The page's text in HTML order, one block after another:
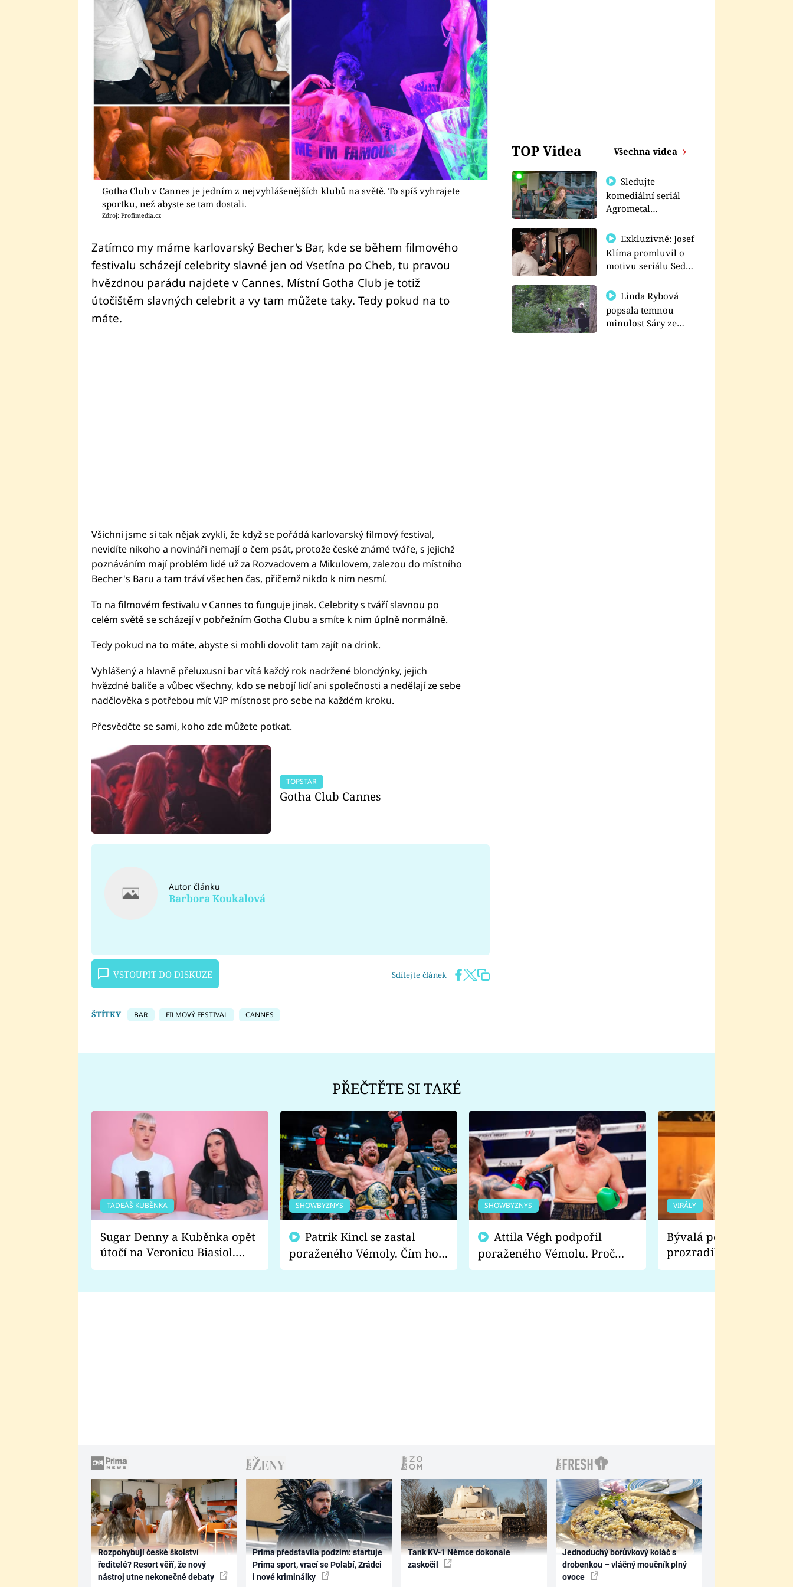
Gotha Club v Cannes je jedním z nejvyhlášenějších klubů na světě. To spíš vyhrajete
sportku, než abyste se tam dostali.
Zdroj: Profimedia.cz
Zatímco my máme karlovarský Becher's Bar, kde se během filmového
festivalu scházejí celebrity slavné jen od Vsetína po Cheb, tu pravou
hvězdnou parádu najdete v Cannes. Místní Gotha Club je totiž
útočištěm slavných celebrit a vy tam můžete taky. Tedy pokud na to
máte.
Všichni jsme si tak nějak zvykli, že když se pořádá karlovarský filmový festival,
nevidíte nikoho a novináři nemají o čem psát, protože české známé tváře, s jejichž
poznáváním mají problém lidé už za Rozvadovem a Mikulovem, zalezou do místního
Becher's Baru a tam tráví všechen čas, přičemž nikdo k nim nesmí.
To na filmovém festivalu v Cannes to funguje jinak. Celebrity s tváří slavnou po
celém světě se scházejí v pobřežním Gotha Clubu a smíte k nim úplně normálně.
Tedy pokud na to máte, abyste si mohli dovolit tam zajít na drink.
Vyhlášený a hlavně přeluxusní bar vítá každý rok nadržené blondýnky, jejich
hvězdné baliče a vůbec všechny, kdo se nebojí lidí ani společnosti a nedělají ze sebe
nadčlověka s potřebou mít VIP místnost pro sebe na každém kroku.
Přesvědčte se sami, koho zde můžete potkat.
TOPSTAR
Gotha Club Cannes
Autor článku
Barbora Koukalová
VSTOUPIT DO DISKUZE Sdílejte článek
ŠTÍTKY BAR FILMOVÝ FESTIVAL CANNES
TOP Videa Všechna videa
Sledujte
komediální seriál
Agrometal
prima+
Exkluzivně: Josef
Klíma promluvil o
motivu seriálu Sedm
Linda Rybová
popsala temnou
minulost Sáry ze
PŘEČTĚTE SI TAKÉ
TADEÁŠ KUBĚNKA
Sugar Denny a Kuběnka opět
útočí na Veronicu Biasiol.
Proč je podle nich falešná a
SHOWBYZNYS
poraženého Vémoly. Čím ho
fanoušci naštvali?
SHOWBYZNYS
poraženého Vémolu. Proč
chce raději zápasit s ním než
VIRÁLY
Bývalá pornoherečka
prozradila, co ji
natáčení Euforie.
Rozpohybují české školství
ředitelé? Resort věří, že nový
nástroj utne nekonečné debaty
Prima představila podzim: startuje
Prima sport, vrací se Polabí, Zrádci
i nové kriminálky
Tank KV-1 Němce dokonale
zaskočil
Jednoduchý borůvkový koláč s
drobenkou – vláčný moučník plný
ovoce